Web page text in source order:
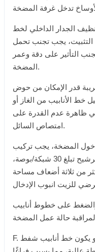
الجدار الداخلي لخط
التثبيت، يجب تجنب تحمل
التأثير على دقة وعمر
المضخة.
قدر الإمكان من حوض
خط الأنابيب من الغاز أو
ظاهرة عدم القدرة على
امتصاص السائل.
المضخة، يجب تركيب
مرشح معدني في منفذ الشفط بدقة ترشيح تبلغ 30 شبكة/بوصة،
من ثلاثة أضعاف مساحة
على خطوط أنابيب
F. عندما يكون حوض الزيت عميقًا، أو يكون خط أنابيب شفط